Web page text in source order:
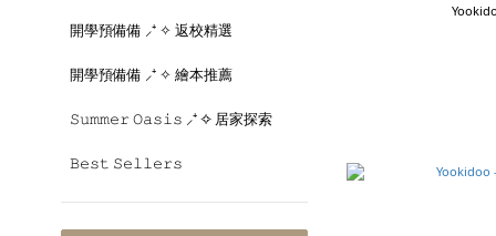
開學預備備 ⸝⁺ ✧ 返校精選
開學預備備 ⸝⁺ ✧ 繪本推薦
𝚂𝚞𝚖𝚖𝚎𝚛 𝙾𝚊𝚜𝚒𝚜 ⸝⁺ ✧ 居家探索
𝙱𝚎𝚜𝚝 𝚂𝚎𝚕𝚕𝚎𝚛𝚜